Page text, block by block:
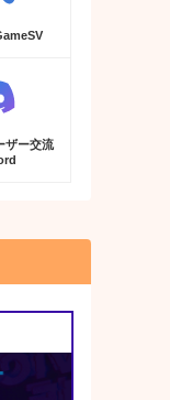
ザー交流